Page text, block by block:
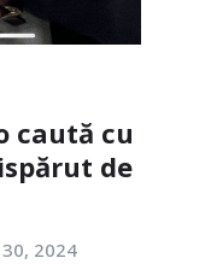
caută cu
de
2024